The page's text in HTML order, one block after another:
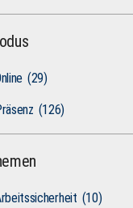
(29)
(126)
(10)